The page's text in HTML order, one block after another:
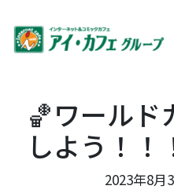
🏀ワールド
しよう！！
2023年8月